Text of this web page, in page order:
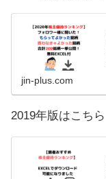
jin-plus.com
2019年版はこちら